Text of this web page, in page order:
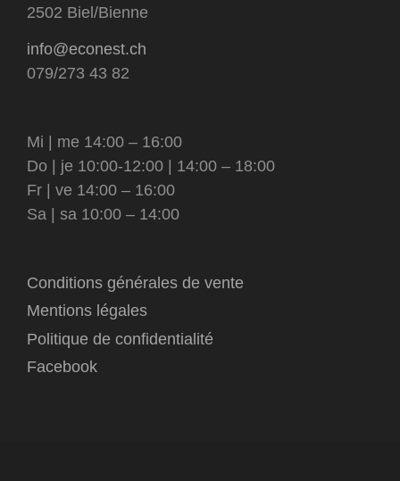
2502 Biel/Bienne
info@econest.ch
079/273 43 82
Mi | me 14:00 – 16:00
Do | je 10:00-12:00 | 14:00 – 18:00
Fr | ve 14:00 – 16:00
Sa | sa 10:00 – 14:00
Conditions générales de vente
Mentions légales
Politique de confidentialité
Facebook